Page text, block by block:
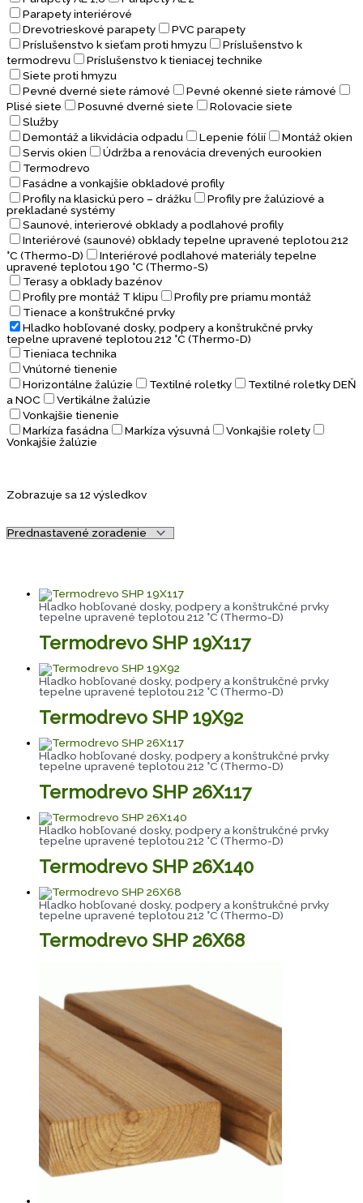
Parapety interiérové
Drevotrieskové parapety
PVC parapety
Príslušenstvo k sieťam proti hmyzu
Príslušenstvo k
termodrevu
Príslušenstvo k tieniacej technike
Siete proti hmyzu
Pevné dverné siete rámové
Pevné okenné siete rámové
Plisé siete
Posuvné dverné siete
Rolovacie siete
Služby
Demontáž a likvidácia odpadu
Lepenie fólií
Montáž okien
Servis okien
Údržba a renovácia drevených eurookien
Termodrevo
Fasádne a vonkajšie obkladové profily
Profily na klasickú pero – drážku
Profily pre žalúziové a
prekladané systémy
Saunové, interierové obklady a podlahové profily
Interiérové (saunové) obklady tepelne upravené teplotou 212
°C (Thermo-D)
Interiérové podlahové materiály tepelne
upravené teplotou 190 °C (Thermo-S)
Terasy a obklady bazénov
Profily pre montáž T klipu
Profily pre priamu montáž
Tienace a konštrukčné prvky
Hladko hobľované dosky, podpery a konštrukčné prvky
tepelne upravené teplotou 212 °C (Thermo-D)
Tieniaca technika
Vnútorné tienenie
Horizontálne žalúzie
Textilné roletky
Textilné roletky DEŇ
a NOC
Vertikálne žalúzie
Vonkajšie tienenie
Markíza fasádna
Markíza výsuvná
Vonkajšie rolety
Vonkajšie žalúzie
Zobrazuje sa 12 výsledkov
Hladko hobľované dosky, podpery a konštrukčné prvky
tepelne upravené teplotou 212 °C (Thermo-D)
Termodrevo SHP 19X117
Hladko hobľované dosky, podpery a konštrukčné prvky
tepelne upravené teplotou 212 °C (Thermo-D)
Termodrevo SHP 19X92
Hladko hobľované dosky, podpery a konštrukčné prvky
tepelne upravené teplotou 212 °C (Thermo-D)
Termodrevo SHP 26X117
Hladko hobľované dosky, podpery a konštrukčné prvky
tepelne upravené teplotou 212 °C (Thermo-D)
Termodrevo SHP 26X140
Hladko hobľované dosky, podpery a konštrukčné prvky
tepelne upravené teplotou 212 °C (Thermo-D)
Termodrevo SHP 26X68